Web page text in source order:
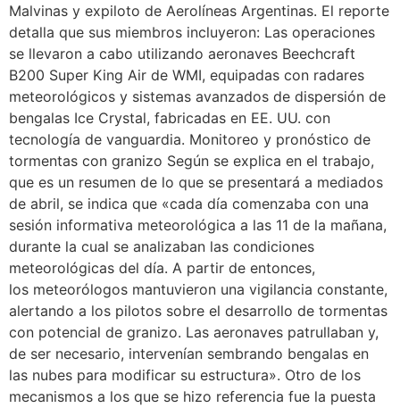
Malvinas y expiloto de Aerolíneas Argentinas. El reporte
detalla que sus miembros incluyeron: Las operaciones
se llevaron a cabo utilizando aeronaves Beechcraft
B200 Super King Air de WMI, equipadas con radares
meteorológicos y sistemas avanzados de dispersión de
bengalas Ice Crystal, fabricadas en EE. UU. con
tecnología de vanguardia. Monitoreo y pronóstico de
tormentas con granizo Según se explica en el trabajo,
que es un resumen de lo que se presentará a mediados
de abril, se indica que «cada día comenzaba con una
sesión informativa meteorológica a las 11 de la mañana,
durante la cual se analizaban las condiciones
meteorológicas del día. A partir de entonces,
los meteorólogos mantuvieron una vigilancia constante,
alertando a los pilotos sobre el desarrollo de tormentas
con potencial de granizo. Las aeronaves patrullaban y,
de ser necesario, intervenían sembrando bengalas en
las nubes para modificar su estructura». Otro de los
mecanismos a los que se hizo referencia fue la puesta